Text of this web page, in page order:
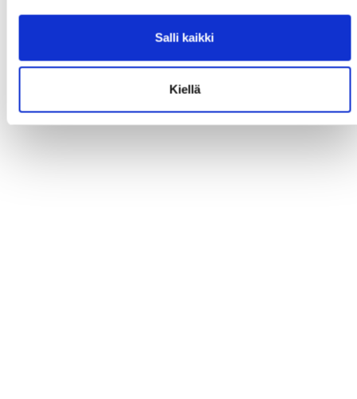
Salli kaikki
Kiellä